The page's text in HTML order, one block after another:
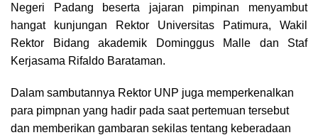
Negeri Padang beserta jajaran pimpinan menyambut
hangat kunjungan Rektor Universitas Patimura, Wakil
Rektor Bidang akademik Dominggus Malle dan Staf
Kerjasama Rifaldo Barataman.
Dalam sambutannya Rektor UNP juga memperkenalkan
para pimpnan yang hadir pada saat pertemuan tersebut
dan memberikan gambaran sekilas tentang keberadaan